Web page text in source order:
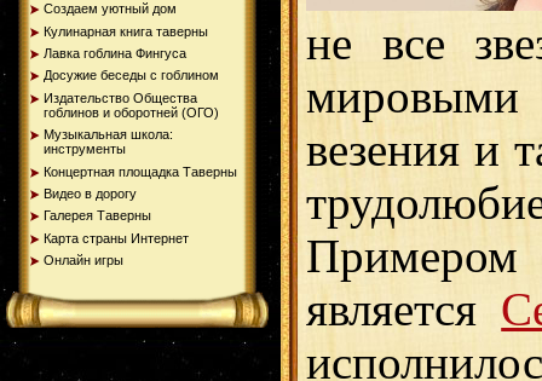
Создаем уютный дом
Кулинарная книга таверны
Лавка гоблина Фингуса
Досужие беседы с гоблином
Издательство Общества
гоблинов и оборотней (ОГО)
Музыкальная школа:
инструменты
Концертная площадка Таверны
Видео в дорогу
Галерея Таверны
Карта страны Интернет
Онлайн игры
не все
мировыми
везения и
является